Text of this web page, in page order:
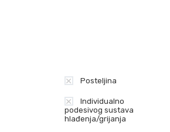
Posteljina
Individualno
podesivog sustava
hlađenja/grijanja